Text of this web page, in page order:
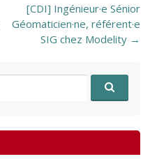
[CDI] Ingénieur·e Sénior
Géomaticien·ne, référent·e
SIG chez Modelity →